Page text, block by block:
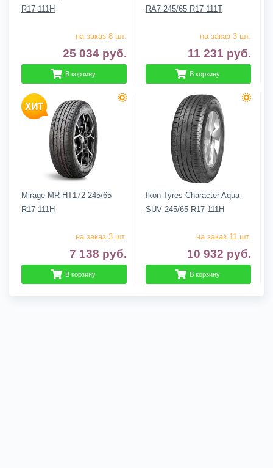
R17 111H
на заказ 8 шт.
25 034 руб.
В корзину
RA7 245/65 R17 111T
на заказ 3 шт.
11 231 руб.
В корзину
Mirage MR-HT172 245/65
R17 111H
на заказ 3 шт.
7 138 руб.
В корзину
Ikon Tyres Character Aqua
SUV 245/65 R17 111H
на заказ 11 шт.
10 932 руб.
В корзину